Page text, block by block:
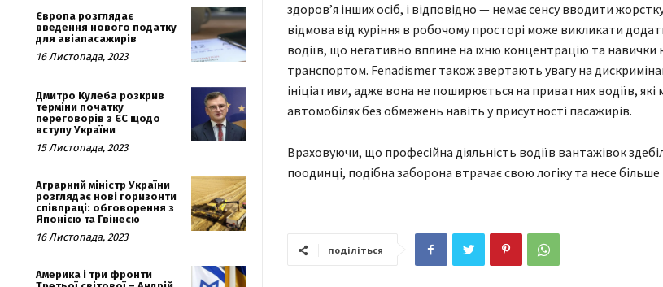
Європа розглядає
введення нового податку
для авіапасажирів
16 Листопада, 2023
Дмитро Кулеба розкрив
терміни початку
переговорів з ЄС щодо
вступу України
15 Листопада, 2023
Аграрний міністр України
розглядає нові горизонти
співпраці: обговорення з
Японією та Гвінеєю
16 Листопада, 2023
Америка і три фронти
здоров’я інших осіб, і відповідно — немає сенсу вводити
відмова від куріння в робочому просторі може викликати
водіїв, що негативно вплине на їхню концентрацію та навички
транспортом. Fenadismer також звертають увагу на
ініціативи, адже вона не поширюється на приватних водіїв, які
автомобілях без обмежень навіть у присутності пасажирів.
Враховуючи, що професійна діяльність водіїв вантажівок
поодинці, подібна заборона втрачає свою логіку та несе більше
поділіться